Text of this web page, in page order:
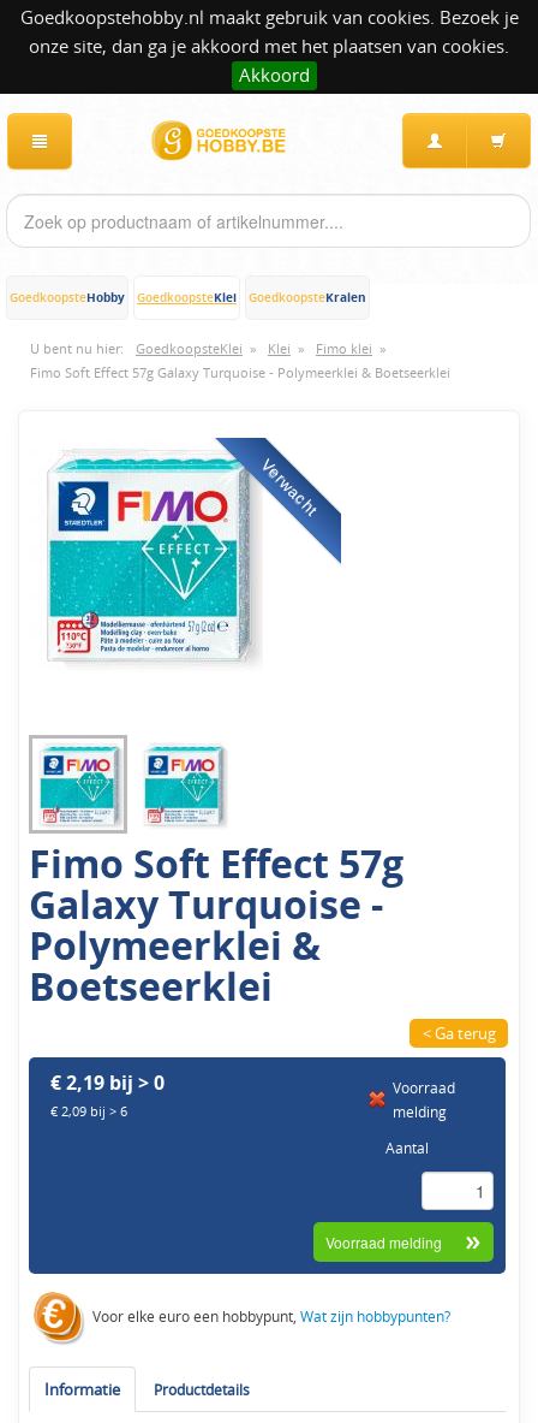
Goedkoopstehobby.nl maakt gebruik van cookies. Bezoek je
onze site, dan ga je akkoord met het plaatsen van cookies.
Akkoord
GoedkoopsteHobby GoedkoopsteKlei GoedkoopsteKralen
U bent nu hier: GoedkoopsteKlei » Klei » Fimo klei »
Fimo Soft Effect 57g Galaxy Turquoise - Polymeerklei & Boetseerklei
Verwacht
Fimo Soft Effect 57g
Galaxy Turquoise -
Polymeerklei &
Boetseerklei
< Ga terug
€ 2,19 bij > 0
€ 2,09 bij > 6
Voorraad
melding
Aantal
Voor elke euro een hobbypunt,Wat zijn hobbypunten?
Informatie Productdetails